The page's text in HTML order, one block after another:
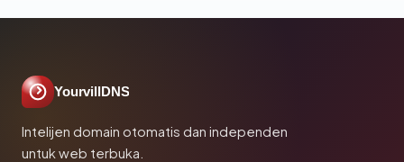
YourvillDNS
Intelijen domain otomatis dan independen
untuk web terbuka.